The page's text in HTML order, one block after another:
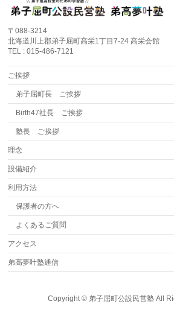
〒088-3214
北海道川上郡弟子屈町高栄1丁目7-24 高栄会館
TEL : 015-486-7121
ご挨拶
弟子屈町長 ご挨拶
Birth47社長 ご挨拶
塾長 ご挨拶
理念
設備紹介
利用方法
保護者の方へ
よくあるご質問
アクセス
弟高夢叶塾通信
Copyright © 弟子屈町公設民営塾All